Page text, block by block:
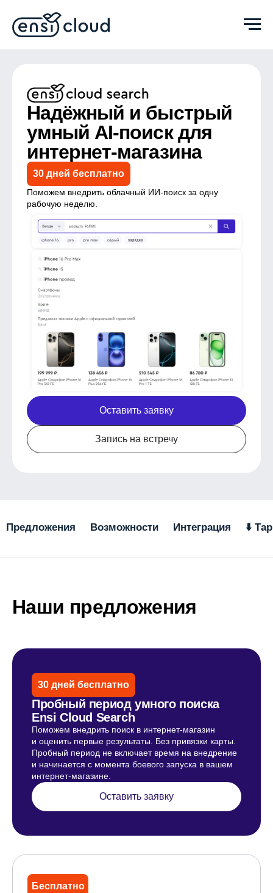
Надёжный и быстрый
умный AI-поиск для
интернет-магазина
30 дней бесплатно
Поможем внедрить облачный ИИ-поиск за одну
рабочую неделю.
Оставить заявку
Запись на встречу
Предложения Возможности Интеграция ⬇️
Наши предложения
30 дней бесплатно
Пробный период умного поиска
Ensi Cloud Search
Поможем внедрить поиск в интернет-магазин
и оценить первые результаты. Без привязки карты.
Пробный период не включает время на внедрение
и начинается с момента боевого запуска в вашем
интернет-магазине.
Оставить заявку
Бесплатно